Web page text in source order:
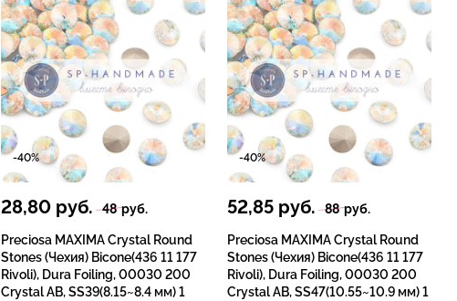
-40%
28,80 руб. 48руб.
Preciosa MAXIMA Crystal Round
Stones (Чехия) Bicone(436 11 177
Rivoli), Dura Foiling, 00030 200
Crystal AB, SS39(8.15~8.4 мм) 1
-40%
52,85 руб. 88руб.
Preciosa MAXIMA Crystal Round
Stones (Чехия) Bicone(436 11 177
Rivoli), Dura Foiling, 00030 200
Crystal AB, SS47(10.55~10.9 мм) 1